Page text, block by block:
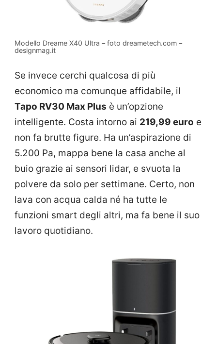
Modello Dreame X40 Ultra – foto dreametech.com –
designmag.it
Se invece cerchi qualcosa di più
economico ma comunque affidabile, il
Tapo RV30 Max Plus è un’opzione
intelligente. Costa intorno ai 219,99 euro e
non fa brutte figure. Ha un’aspirazione di
5.200 Pa, mappa bene la casa anche al
buio grazie ai sensori lidar, e svuota la
polvere da solo per settimane. Certo, non
lava con acqua calda né ha tutte le
funzioni smart degli altri, ma fa bene il suo
lavoro quotidiano.